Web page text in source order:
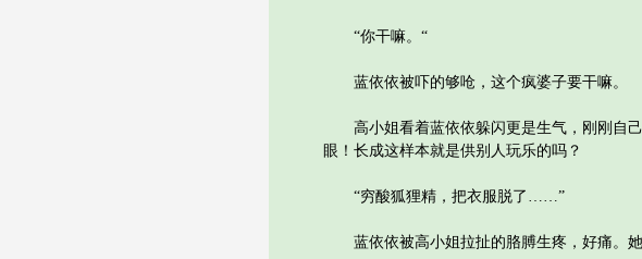
“你干嘛。“
蓝依依被吓的够呛，这个疯婆子要干嘛。
高小姐看着蓝依依躲闪更是生气，刚刚自己
眼！长成这样本就是供别人玩乐的吗？
“穷酸狐狸精，把衣服脱了……”
蓝依依被高小姐拉扯的胳膊生疼，好痛。她